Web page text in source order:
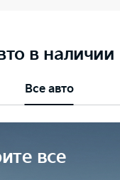
в наличии
Все авто
все